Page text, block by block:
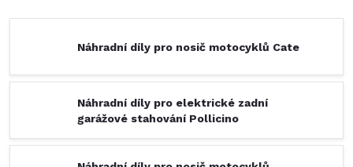
Náhradní díly pro nosič motocyklů Cate
Náhradní díly pro elektrické zadní
garážové stahování Pollicino